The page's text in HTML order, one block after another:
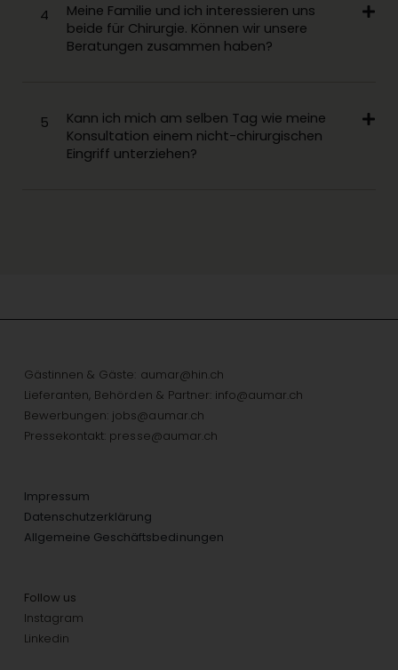
4
Meine Familie und ich interessieren uns
beide für Chirurgie. Können wir unsere
Beratungen zusammen haben?
5
Kann ich mich am selben Tag wie meine
Konsultation einem nicht-chirurgischen
Eingriff unterziehen?
Gästinnen & Gäste: aumar@hin.ch
Lieferanten, Behörden & Partner: info@aumar.ch
Bewerbungen: jobs@aumar.ch
Pressekontakt: presse@aumar.ch
Impressum
Datenschutzerklärung
Allgemeine Geschäftsbedinungen
Follow us
Instagram
Linkedin